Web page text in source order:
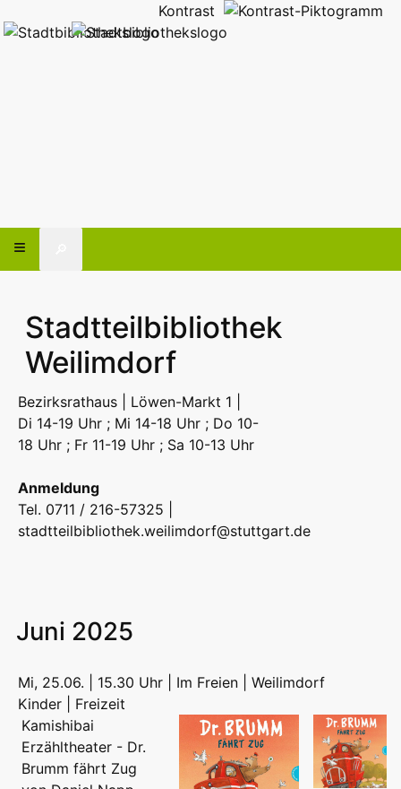
Kontrast
Stadtteilbibliothek
Weilimdorf
Bezirksrathaus | Löwen-Markt 1 |
Di 14-19 Uhr ; Mi 14-18 Uhr ; Do 10-
18 Uhr ; Fr 11-19 Uhr ; Sa 10-13 Uhr
Anmeldung
Tel. 0711 / 216-57325 |
stadtteilbibliothek.weilimdorf@stuttgart.de
Juni 2025
Mi, 25.06. | 15.30 Uhr | Im Freien | Weilimdorf
Kinder | Freizeit
Kamishibai
Erzähltheater - Dr.
Brumm fährt Zug